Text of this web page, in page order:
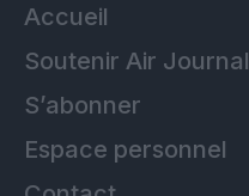
Accueil
Soutenir Air Journal
S’abonner
Espace personnel